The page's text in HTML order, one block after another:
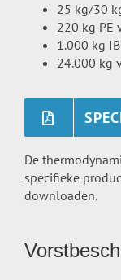
25 kg/30
220 kg PE
1.000 kg
24.000 kg
De
specifieke
downloaden.